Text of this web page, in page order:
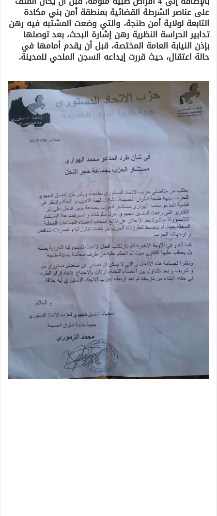
على عناصر الشرطة القضائية بمنطقة أمن بني مكادة
التابعة لولاية أمن طنجة، والتي وضعت المشتبه فيه رهن
تدابير الحراسة النظرية رهن إشارة البحث، بعد توصلها
بإذن النيابة العامة المختصة، قبل أن يقدم أمامها في
حالة اعتقال، حيث قررت إيداعه السجن الملحي للمدينة.